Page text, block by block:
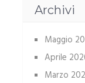
Archivi
Maggio
Aprile
Marzo